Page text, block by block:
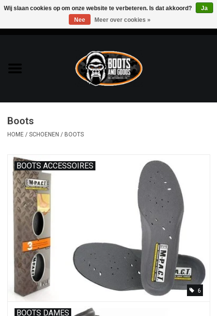
Bags & Packs
Bescherming
Lampen
Messen & Multitools
Schoenen
Speelgoed
Survival
WAPENS
Boots
HOME / SCHOENEN / BOOTS
BOOTS ACCESSOIRES
6
BOOTS DAMES
Wij slaan cookies op om onze website te verbeteren. Is dat akkoord?
Ja
Nee
Meer over cookies »